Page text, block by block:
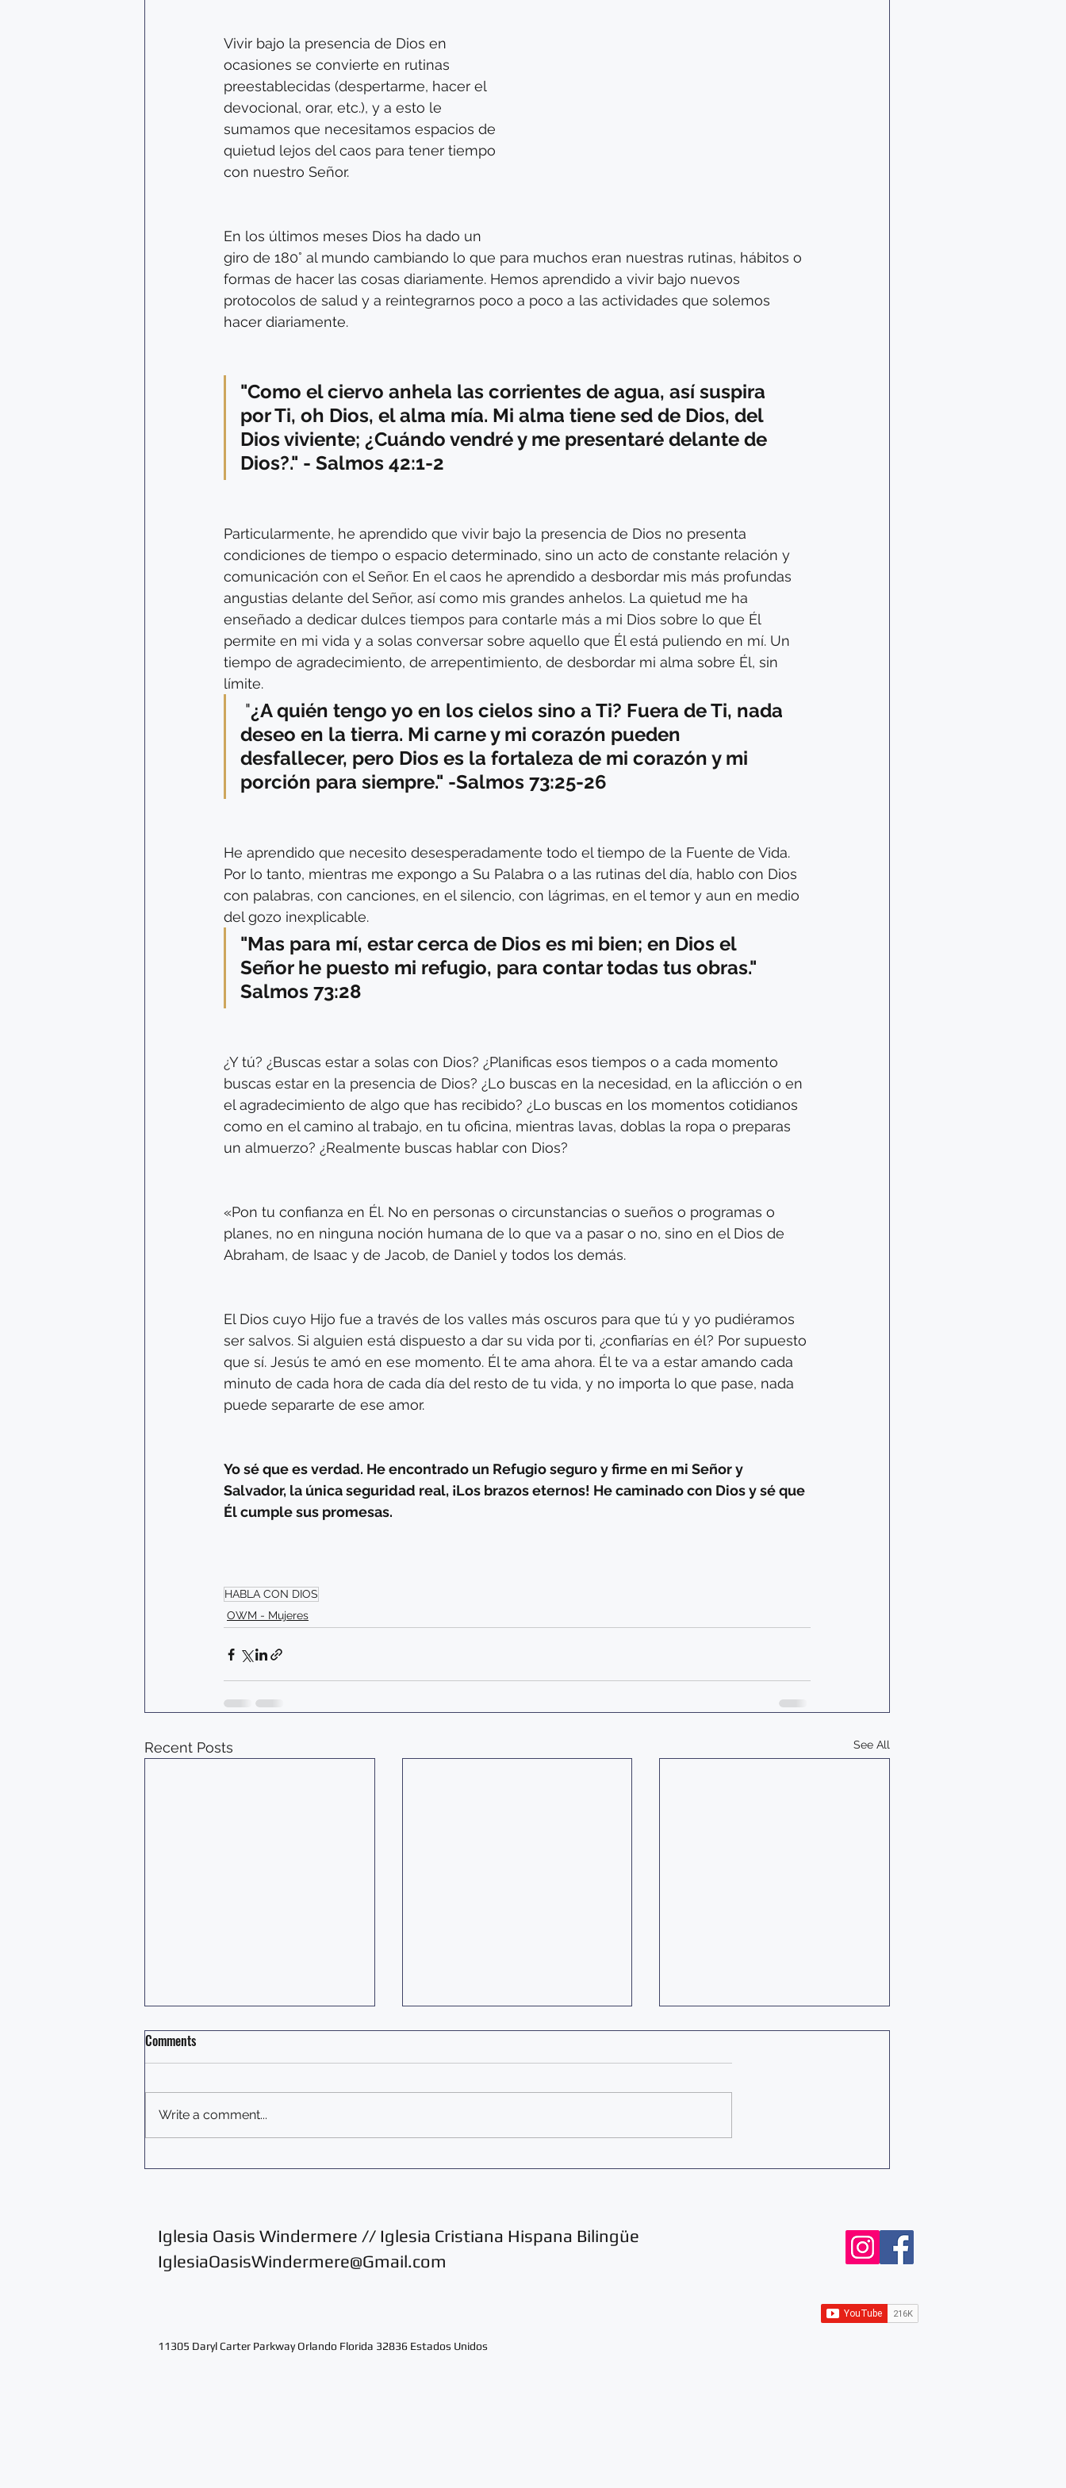
Vivir bajo la presencia de Dios en
ocasiones se convierte en rutinas
preestablecidas (despertarme, hacer el
devocional, orar, etc.), y a esto le
sumamos que necesitamos espacios de
quietud lejos del caos para tener tiempo
con nuestro Señor.
En los últimos meses Dios ha dado un
giro de 180° al mundo cambiando lo que para muchos eran nuestras rutinas, hábitos o
formas de hacer las cosas diariamente. Hemos aprendido a vivir bajo nuevos
protocolos de salud y a reintegrarnos poco a poco a las actividades que solemos
hacer diariamente.
"Como el ciervo anhela las corrientes de agua, así suspira
por Ti, oh Dios, el alma mía. Mi alma tiene sed de Dios, del
Dios viviente; ¿Cuándo vendré y me presentaré delante de
Dios?." - Salmos 42:1-2
Particularmente, he aprendido que vivir bajo la presencia de Dios no presenta
condiciones de tiempo o espacio determinado, sino un acto de constante relación y
comunicación con el Señor. En el caos he aprendido a desbordar mis más profundas
angustias delante del Señor, así como mis grandes anhelos. La quietud me ha
enseñado a dedicar dulces tiempos para contarle más a mi Dios sobre lo que Él
permite en mi vida y a solas conversar sobre aquello que Él está puliendo en mí. Un
tiempo de agradecimiento, de arrepentimiento, de desbordar mi alma sobre Él, sin
límite.
"¿A quién tengo yo en los cielos sino a Ti? Fuera de Ti, nada
deseo en la tierra. Mi carne y mi corazón pueden
desfallecer, pero Dios es la fortaleza de mi corazón y mi
porción para siempre." -Salmos 73:25-26
He aprendido que necesito desesperadamente todo el tiempo de la Fuente de Vida.
Por lo tanto, mientras me expongo a Su Palabra o a las rutinas del día, hablo con Dios
con palabras, con canciones, en el silencio, con lágrimas, en el temor y aun en medio
del gozo inexplicable.
"Mas para mí, estar cerca de Dios es mi bien; en Dios el
Señor he puesto mi refugio, para contar todas tus obras."
Salmos 73:28
¿Y tú? ¿Buscas estar a solas con Dios? ¿Planificas esos tiempos o a cada momento
buscas estar en la presencia de Dios? ¿Lo buscas en la necesidad, en la aflicción o en
el agradecimiento de algo que has recibido? ¿Lo buscas en los momentos cotidianos
como en el camino al trabajo, en tu oficina, mientras lavas, doblas la ropa o preparas
un almuerzo? ¿Realmente buscas hablar con Dios?
«Pon tu confianza en Él. No en personas o circunstancias o sueños o programas o
planes, no en ninguna noción humana de lo que va a pasar o no, sino en el Dios de
Abraham, de Isaac y de Jacob, de Daniel y todos los demás.
El Dios cuyo Hijo fue a través de los valles más oscuros para que tú y yo pudiéramos
ser salvos. Si alguien está dispuesto a dar su vida por ti, ¿confiarías en él? Por supuesto
que sí. Jesús te amó en ese momento. Él te ama ahora. Él te va a estar amando cada
minuto de cada hora de cada día del resto de tu vida, y no importa lo que pase, nada
puede separarte de ese amor.
Yo sé que es verdad. He encontrado un Refugio seguro y firme en mi Señor y
Salvador, la única seguridad real, ¡Los brazos eternos! He caminado con Dios y sé que
Él cumple sus promesas.
HABLA CON DIOS
OWM - Mujeres
Recent Posts See All
¿Qué hago si fui perdiendo el
¿Cómo Tomar Decisiones?
Comments
Write a comment...
Iglesia Oasis Windermere // Iglesia Cristiana Hispana Bilingüe
IglesiaOasisWindermere@Gmail.com
11305 Daryl Carter Parkway Orlando Florida 32836 Estados Unidos